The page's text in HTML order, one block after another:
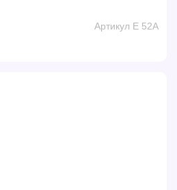
Артикул E 52A